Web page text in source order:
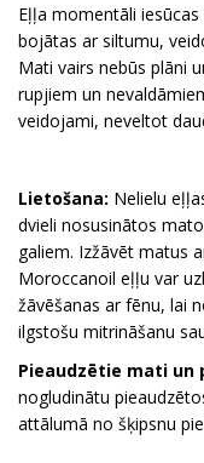
Eļļa momentāli
bojātas ar siltumu,
Mati vairs nebūs plāni
rupjiem un
veidojami, neveltot
Lietošana: Nelielu
dvieli nosusinātos
galiem. Izžāvēt matus
Moroccanoil eļļu var
žāvēšanas ar fēnu, lai
ilgstošu mitrināšanu
Pieaudzētie mati un
nogludinātu
attālumā no šķipsnu